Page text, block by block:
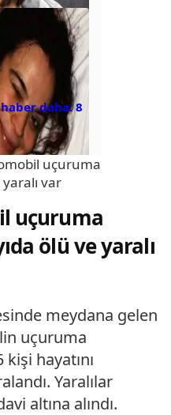
daha: 8
uçuruma
var
uçuruma
ölü ve yaralı
meydana gelen
uçuruma
hayatını
Yaralılar
altına alındı.